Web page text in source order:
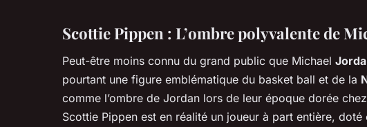
Scottie Pippen : L’ombre polyvalente de
Peut-être moins connu du grand public que Michael
pourtant une figure emblématique du basket ball et de la
comme l’ombre de Jordan lors de leur époque dorée
Scottie Pippen est en réalité un joueur à part entière, doté